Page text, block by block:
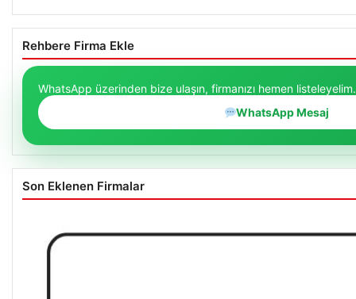
Rehbere Firma Ekle
WhatsApp üzerinden bize ulaşın, firmanızı hemen listeleyelim.
WhatsApp Mesaj
Son Eklenen Firmalar